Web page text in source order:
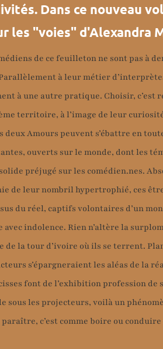
Dans ce nouveau
les "voies" d'Alexandra
de ce feuilleton ne sont pas à
à leur métier
à une autre pratique. Choisir, c’est
territoire, à l’image de leur
deux Amours peuvent s’ébattre en
ouverts sur le monde, dont les
préjugé sur les comédien.nes.
de leur nombril hypertrophié, ces
du réel, captifs volontaires d’un
avec indolence. Rien n’altère la
de la tour d’ivoire où ils se terrent.
s’épargneraient les aléas de la
font de l’exhibition profession de
sous les projecteurs, voilà un
c’est comme boire ou